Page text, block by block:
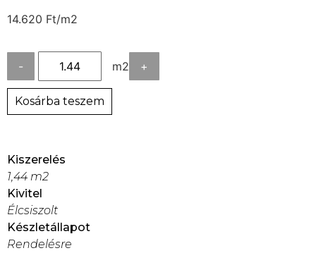
14.620 Ft/m2
- m2 +
Kosárba teszem
Kiszerelés
1,44 m2
Kivitel
Élcsiszolt
Készletállapot
Rendelésre